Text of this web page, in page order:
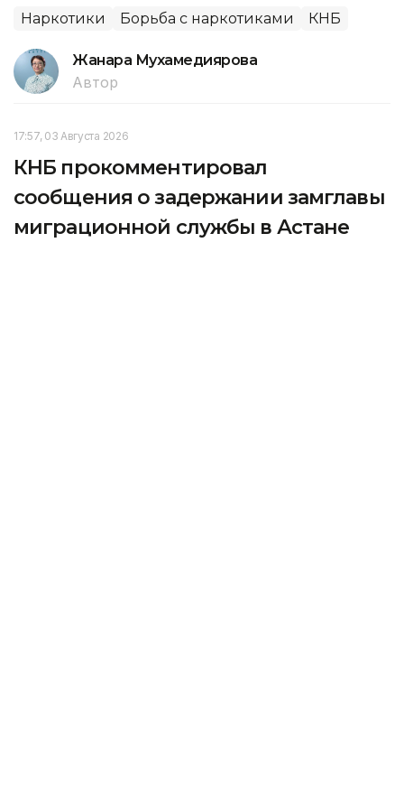
Наркотики Борьба с наркотиками КНБ
Жанара Мухамедиярова
Автор
17:57, 03 Августа 2026
КНБ прокомментировал
сообщения о задержании замглавы
миграционной службы в Астане